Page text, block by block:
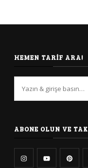
HEMEN TARIF ARA!
arıyorsunuz?
ABONE OLUN VE